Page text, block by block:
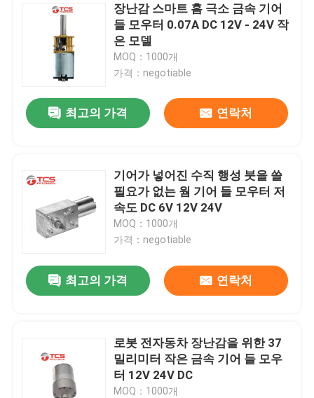
장난감 스마트 홈 극소 금속 기어
들 모우터 0.07A DC 12V - 24V 작
은 모델
MOQ：1000개
가격：negotiable
최고의 가격 연락처
기어가 넣어진 수직 행성 붓을 쓸
필요가 없는 웜 기어 들 모우터 저
속도 DC 6V 12V 24V
MOQ：1000개
가격：negotiable
최고의 가격 연락처
로봇 전자동차 장난감을 위한 37
밀리미터 작은 금속 기어 들 모우
터 12V 24V DC
MOQ：1000개